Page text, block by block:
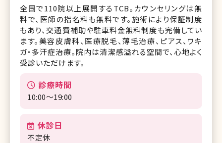
全国で110院以上展開するTCB。カウンセリングは無
料で、医師の指名料も無料です。施術により保証制度
もあり、交通費補助や駐車料金無料制度も完備してい
ます。美容皮膚科、医療脱毛、薄毛治療、ピアス、ワキ
ガ・多汗症治療。院内は清潔感溢れる空間で、心地よく
受診いただけます。
診療時間
10:00〜19:00
休診日
不定休